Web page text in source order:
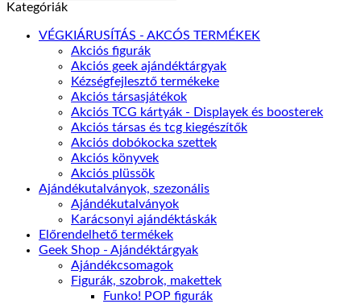
Kategóriák
VÉGKIÁRUSÍTÁS - AKCÓS TERMÉKEK
Akciós figurák
Akciós geek ajándéktárgyak
Kézségfejlesztő termékeke
Akciós társasjátékok
Akciós TCG kártyák - Displayek és boosterek
Akciós társas és tcg kiegészítők
Akciós dobókocka szettek
Akciós könyvek
Akciós plüssök
Ajándékutalványok, szezonális
Ajándékutalványok
Karácsonyi ajándéktáskák
Előrendelhető termékek
Geek Shop - Ajándéktárgyak
Ajándékcsomagok
Figurák, szobrok, makettek
Funko! POP figurák